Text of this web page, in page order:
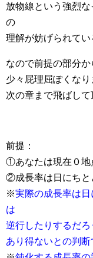
放物線という強烈
の
理解が妨げられてい
なので前提の部分か
少々屁理屈ぽくな
次の章まで飛ばして
前提：
①あなたは現在０地
②成長率は日にちと
※実際の成長率は
は
逆行したりするだ
あり得ないとの判断